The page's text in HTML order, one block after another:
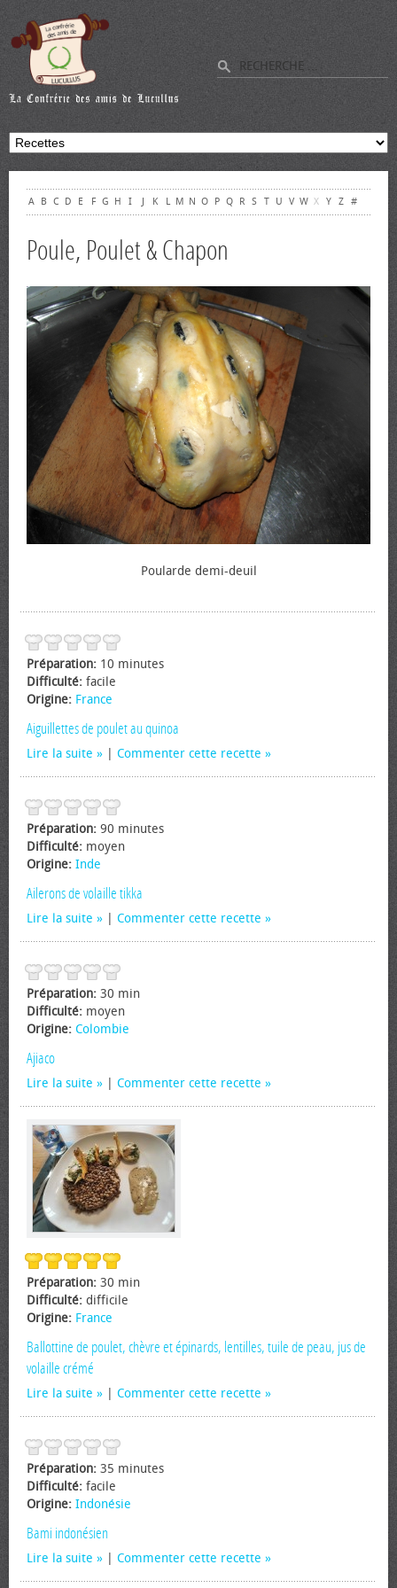
A B C D E F G H I J K L M N O P Q R S T U V W X Y Z #
Poule, Poulet & Chapon
Poularde demi-deuil
Préparation: 10 minutes
Difficulté: facile
Origine: France
Aiguillettes de poulet au quinoa
Lire la suite Commenter cette recette
Préparation: 90 minutes
Difficulté: moyen
Origine: Inde
Ailerons de volaille tikka
Lire la suite Commenter cette recette
Préparation: 30 min
Difficulté: moyen
Origine: Colombie
Ajiaco
Lire la suite Commenter cette recette
Préparation: 30 min
Difficulté: difficile
Origine: France
Ballottine de poulet, chèvre et épinards, lentilles, tuile de peau, jus de
volaille crémé
Lire la suite Commenter cette recette
Préparation: 35 minutes
Difficulté: facile
Origine: Indonésie
Bami indonésien
Lire la suite Commenter cette recette